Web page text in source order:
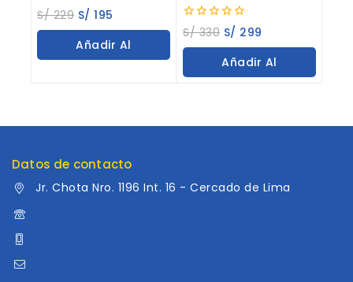
0
out
of
S/229 S/ 195
Añadir Al
0
out
of
S/330 S/ 299
Añadir Al
Datos de contacto
Jr. Chota Nro. 1196 Int. 16 - Cercado de Lima